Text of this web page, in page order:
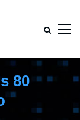
80